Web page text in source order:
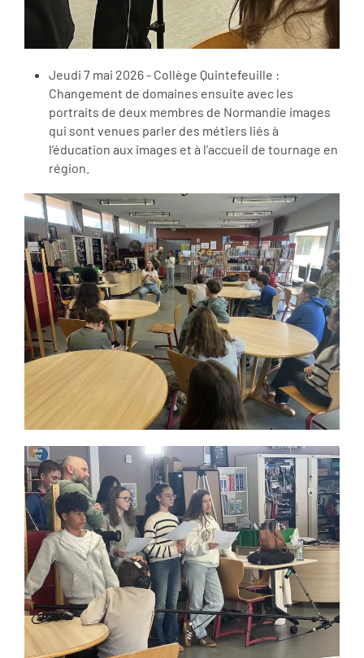
Jeudi 7 mai 2026 - Collège Quintefeuille :
Changement de domaines ensuite avec les
portraits de deux membres de Normandie images
qui sont venues parler des métiers liés à
l’éducation aux images et à l’accueil de tournage en
région.